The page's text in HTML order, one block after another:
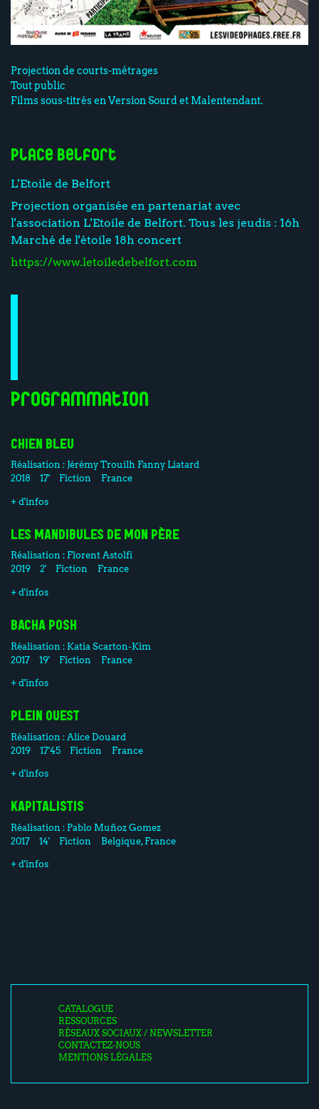
Projection de courts-métrages
Tout public
Films sous-titrés en Version Sourd et Malentendant.
Place Belfort
L'Etoile de Belfort
Projection organisée en partenariat avec
l'association L'Etoile de Belfort. Tous les jeudis : 16h
Marché de l'étoile 18h concert
https://www.letoiledebelfort.com
Programmation
CHIEN BLEU
Réalisation : Jérémy Trouilh Fanny Liatard
2018
17' Fiction France
+ d'infos
LES MANDIBULES DE MON PÈRE
Réalisation : Florent Astolfi
2019
2' Fiction France
+ d'infos
BACHA POSH
Réalisation : Katia Scarton-Kim
2017
19' Fiction France
+ d'infos
PLEIN OUEST
Réalisation : Alice Douard
2019
17'45 Fiction France
+ d'infos
KAPITALISTIS
Réalisation : Pablo Muñoz Gomez
2017
14' Fiction Belgique, France
+ d'infos
CATALOGUE
RESSOURCES
RÉSEAUX SOCIAUX / NEWSLETTER
CONTACTEZ-NOUS
MENTIONS LÉGALES